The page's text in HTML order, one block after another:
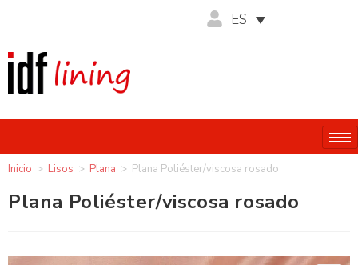
ES
Inicio > Lisos > Plana > Plana Poliéster/viscosa rosado
Plana Poliéster/viscosa rosado